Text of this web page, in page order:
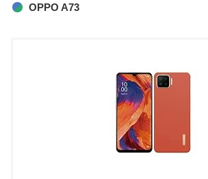
OPPO A73